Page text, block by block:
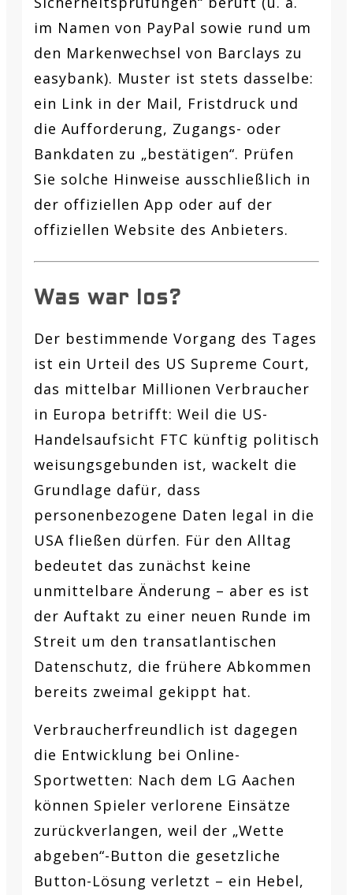
im Namen von PayPal sowie rund um
den Markenwechsel von Barclays zu
easybank). Muster ist stets dasselbe:
ein Link in der Mail, Fristdruck und
die Aufforderung, Zugangs- oder
Bankdaten zu „bestätigen“. Prüfen
Sie solche Hinweise ausschließlich in
der offiziellen App oder auf der
offiziellen Website des Anbieters.
Was war los?
Der bestimmende Vorgang des Tages
ist ein Urteil des US Supreme Court,
das mittelbar Millionen Verbraucher
in Europa betrifft: Weil die US-
Handelsaufsicht FTC künftig politisch
weisungsgebunden ist, wackelt die
Grundlage dafür, dass
personenbezogene Daten legal in die
USA fließen dürfen. Für den Alltag
bedeutet das zunächst keine
unmittelbare Änderung – aber es ist
der Auftakt zu einer neuen Runde im
Streit um den transatlantischen
Datenschutz, die frühere Abkommen
bereits zweimal gekippt hat.
Verbraucherfreundlich ist dagegen
die Entwicklung bei Online-
Sportwetten: Nach dem LG Aachen
können Spieler verlorene Einsätze
zurückverlangen, weil der „Wette
abgeben“-Button die gesetzliche
Button-Lösung verletzt – ein Hebel,